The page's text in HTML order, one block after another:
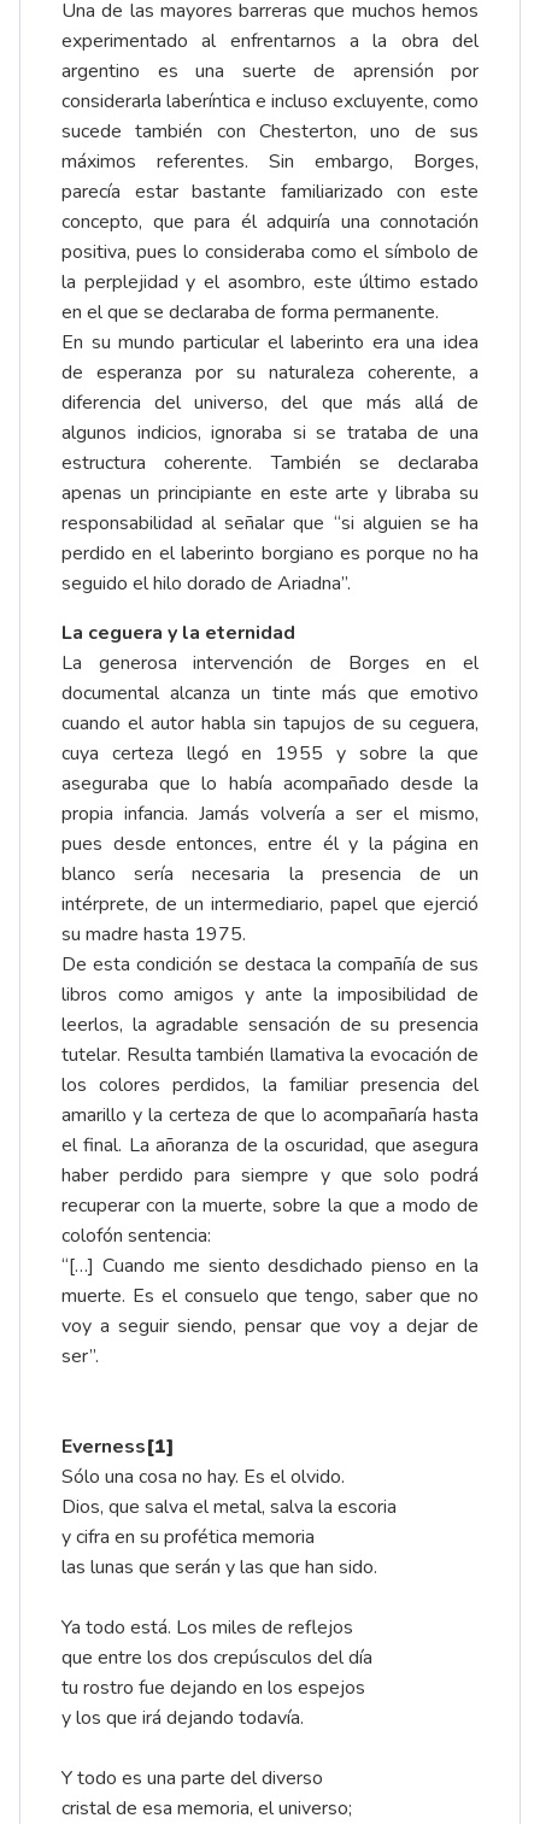
Una de las mayores barreras que muchos hemos
experimentado al enfrentarnos a la obra del
argentino es una suerte de aprensión por
considerarla laberíntica e incluso excluyente, como
sucede también con Chesterton, uno de sus
máximos referentes. Sin embargo, Borges,
parecía estar bastante familiarizado con este
concepto, que para él adquiría una connotación
positiva, pues lo consideraba como el símbolo de
la perplejidad y el asombro, este último estado
en el que se declaraba de forma permanente.
En su mundo particular el laberinto era una idea
de esperanza por su naturaleza coherente, a
diferencia del universo, del que más allá de
algunos indicios, ignoraba si se trataba de una
estructura coherente. También se declaraba
apenas un principiante en este arte y libraba su
responsabilidad al señalar que “si alguien se ha
perdido en el laberinto borgiano es porque no ha
seguido el hilo dorado de Ariadna”.
La ceguera y la eternidad
La generosa intervención de Borges en el
documental alcanza un tinte más que emotivo
cuando el autor habla sin tapujos de su ceguera,
cuya certeza llegó en 1955 y sobre la que
aseguraba que lo había acompañado desde la
propia infancia. Jamás volvería a ser el mismo,
pues desde entonces, entre él y la página en
blanco sería necesaria la presencia de un
intérprete, de un intermediario, papel que ejerció
su madre hasta 1975.
De esta condición se destaca la compañía de sus
libros como amigos y ante la imposibilidad de
leerlos, la agradable sensación de su presencia
tutelar. Resulta también llamativa la evocación de
los colores perdidos, la familiar presencia del
amarillo y la certeza de que lo acompañaría hasta
el final. La añoranza de la oscuridad, que asegura
haber perdido para siempre y que solo podrá
recuperar con la muerte, sobre la que a modo de
colofón sentencia:
“[…] Cuando me siento desdichado pienso en la
muerte. Es el consuelo que tengo, saber que no
voy a seguir siendo, pensar que voy a dejar de
ser”.
Everness[1]
Sólo una cosa no hay. Es el olvido.
Dios, que salva el metal, salva la escoria
y cifra en su profética memoria
las lunas que serán y las que han sido.
Ya todo está. Los miles de reflejos
que entre los dos crepúsculos del día
tu rostro fue dejando en los espejos
y los que irá dejando todavía.
Y todo es una parte del diverso
cristal de esa memoria, el universo;